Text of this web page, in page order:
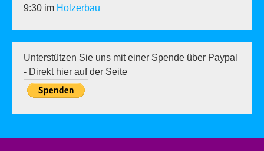
9:30 im Holzerbau
Unterstützen Sie uns mit einer Spende über Paypal
- Direkt hier auf der Seite